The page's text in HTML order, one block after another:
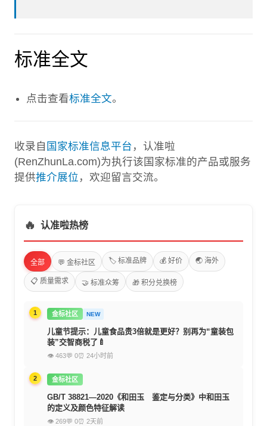
标准全文
点击查看标准全文。
收录自 国家标准信息平台 ，认准啦
(RenZhunLa.com)为执行该国家标准的产品或服务
提供推介展位 ，欢迎留言交流。
🔥 认准啦热榜
全部 💬 金标社区 🏷️ 标准品牌 💰 好价 🌏 海外
📋 质量需求 🤝 标准众筹 🎁 积分兑换榜
1 金标社区 NEW
儿童节提示：儿童食品贵3倍就是更好？别再为“童装包
装”交智商税了🍼
👁 463💬 0⏰ 24小时前
2 金标社区
GB/T 38821—2020《和田玉 鉴定与分类》中和田玉
的定义及颜色特征解读
👁 269💬 0⏰ 2天前